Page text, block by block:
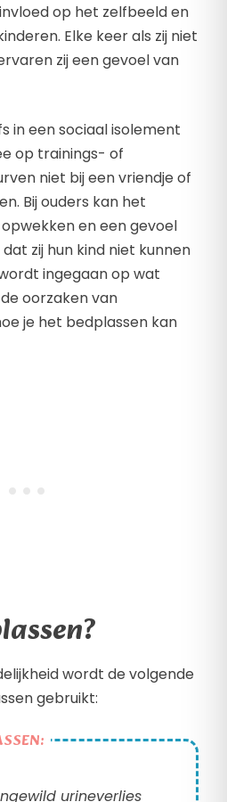
op het zelfbeeld en
Elke keer als zij niet
zij een gevoel van
in een sociaal isolement
op trainings- of
niet bij een vriendje of
Bij ouders kan het
en een gevoel
zij hun kind niet kunnen
ingegaan op wat
oorzaken van
je het bedplassen kan
wordt de volgende
gebruikt:
urineverlies